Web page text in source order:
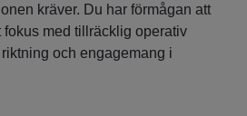
kräver. Du har förmågan att
fokus med tillräcklig operativ
och engagemang i